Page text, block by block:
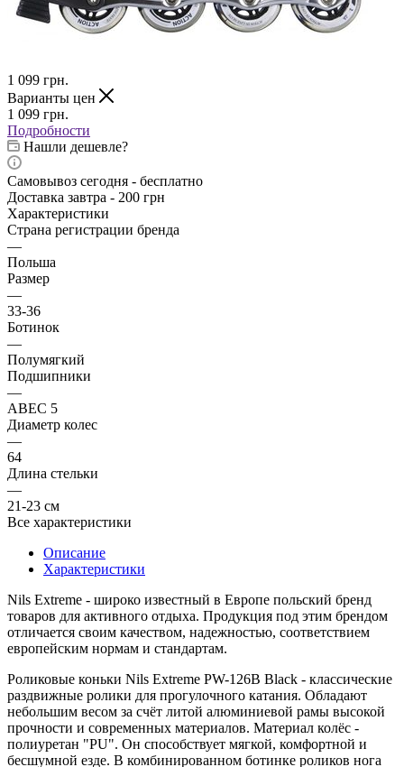
1 099 грн.
Варианты цен
1 099 грн.
Подробности
Нашли дешевле?
Самовывоз сегодня - бесплатно
Доставка завтра - 200 грн
Характеристики
Страна регистрации бренда
—
Польша
Размер
—
33-36
Ботинок
—
Полумягкий
Подшипники
—
ABEC 5
Диаметр колес
—
64
Длина стельки
—
21-23 см
Все характеристики
Описание
Характеристики
Nils Extreme - широко известный в Европе польский бренд
товаров для активного отдыха. Продукция под этим брендом
отличается своим качеством, надежностью, соответствием
европейским нормам и стандартам.
Роликовые коньки Nils Extreme PW-126B Black - классические
раздвижные ролики для прогулочного катания. Обладают
небольшим весом за счёт литой алюминиевой рамы высокой
прочности и современных материалов. Материал колёс -
полиуретан "PU". Он способствует мягкой, комфортной и
бесшумной езде. В комбинированном ботинке роликов нога